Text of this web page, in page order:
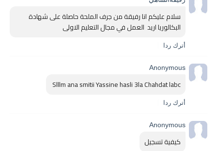
البكالوريا اريد  العمل في مجال التعليم الاولى
أترك ردا
Anonymous
Slllm ana smitii Yassine hasli 3la Chahdat labc
أترك ردا
Anonymous
كيفية تسجيل